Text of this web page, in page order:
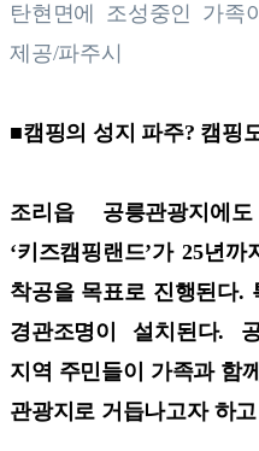
탄현면에 조성중인 가족
제공/파주시
■캠핑의 성지 파주? 캠핑
조리읍 공릉관광지에
‘키즈캠핑랜드’가 25년
착공을 목표로 진행된다.
경관조명이 설치된다.
지역 주민들이 가족과 함
관광지로 거듭나고자 하